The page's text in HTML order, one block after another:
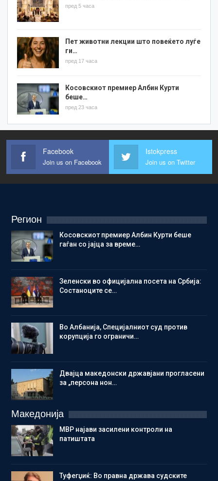
пред 5 часа
Пет животни лекции што повеќето луѓе
ги…
пред 17 часа
Косовскиот премиер Албин Курти
беше…
пред 23 часа
Facebook
Join us on Facebook
Istokpress
Join us on Twitter
Регион
Косовскиот премиер Албин Курти беше
гаѓан со јајца за време…
Зеленски во официјална посета на Србија:
Состаноците се…
Во Албанија, Специјалниот суд против
корупција го ограничи…
Двајца македонски државјани прогласени
за „персона нон…
Македонија
МВР најави засилени контроли на
патиштата
Туфегџиќ: Во правна држава судските